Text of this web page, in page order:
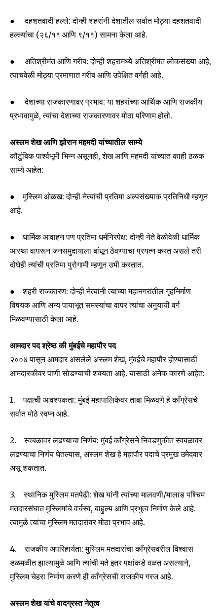
Join our community of
SUBSCRIBERS and be part of the
conversation.
To subscribe, simply enter your email address on our website
safe with us.
I've read and accept thePrivacy Policy.
Fans Followers Followers
● दहशतवादी हल्ले: दोन्ही शहरांनी देशातील सर्वात मोठ्या दहशतवादी
हल्ल्यांचा (२६/११ आणि ९/११) सामना केला आहे.
● अतिश्रीमंत आणि गरीब: दोन्ही शहरांमध्ये अतिश्रीमंत लोकसंख्या आहे,
त्याचवेळी मोठ्या प्रमाणात गरीब आणि उपेक्षित वर्गही आहे.
● देशाच्या राजकारणावर प्रभाव: या शहरांच्या आर्थिक आणि राजकीय
प्रभावामुळे, त्यांचा देशाच्या राजकारणावर मोठा परिणाम होतो.
अस्लम शेख आणि झोरान महमदी यांच्यातील साम्ये
कौटुंबिक पार्श्वभूमी भिन्न असूनही, शेख आणि महमदी यांच्यात काही ठळक
साम्ये आहेत:
● मुस्लिम ओळख: दोन्ही नेत्यांची प्रतिमा अल्पसंख्याक प्रतिनिधी म्हणून
आहे.
● धार्मिक आवाहन पण प्रतिमा धर्मनिरपेक्ष: दोन्ही नेते वेळोवेळी धार्मिक
आस्था वापरून जनसमुदायाला बांधून ठेवण्याचा प्रयत्न करत असले तरी
दोघेही त्यांची प्रतिमा पुरोगामी म्हणून उभी करतात.
● शहरी राजकारण: दोन्ही नेत्यांनी त्यांच्या महानगरांतील गृहनिर्माण
विषयक आणि अन्य पायाभूत समस्यांचा वापर त्यांचा अनुयायी वर्ग
मिळवण्यासाठी केला आहे.
आमदार पद श्रेष्ठ की मुंबईचे महापौर पद
२००४ पासून आमदार असलेले अस्लम शेख, मुंबईचे महापौर होण्यासाठी
आमदारकीवर पाणी सोडण्याची शक्यता आहे. यासाठी अनेक कारणे आहेत:
1. पक्षाची आवश्यकता: मुंबई महापालिकेवर ताबा मिळवणे हे काँग्रेसचे
सर्वात मोठे स्वप्न आहे.
2. स्वबळावर लढण्याचा निर्णय: मुंबई काँग्रेसने निवडणुकीत स्वबळावर
लढण्याचा निर्णय घेतल्यास, अस्लम शेख हे महापौर पदाचे प्रमुख उमेदवार
असू शकतात.
3. स्थानिक मुस्लिम मतपेढी: शेख यांनी त्यांच्या मालवणी/मालाड पश्चिम
मतदारसंघात मुस्लिमांचे वर्चस्व, बाहुल्य आणि प्रभुत्व निर्माण केले आहे.
त्यामुळे त्यांचा मुस्लिम मतदारांवर मोठा प्रभाव आहे.
4. राजकीय अपरिहार्यता: मुस्लिम मतदारांचा काँग्रेसवरील विश्वास
डळमळीत झाल्यामुळे आणि त्यांची मते इतर पक्षांकडे वळत असल्याने,
मुस्लिम चेहरा निर्माण करणे ही काँग्रेसची राजकीय गरज आहे.
अस्लम शेख यांचे वादग्रस्त नेतृत्व